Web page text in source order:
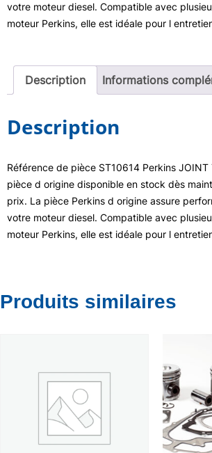
votre moteur diesel. Compatible avec
moteur Perkins, elle est idéale pour l
Description Informations
Description
Référence de pièce ST10614 Perkins JOINT
pièce d origine disponible en stock dès
prix. La pièce Perkins d origine assure
votre moteur diesel. Compatible avec
moteur Perkins, elle est idéale pour l
Produits similaires